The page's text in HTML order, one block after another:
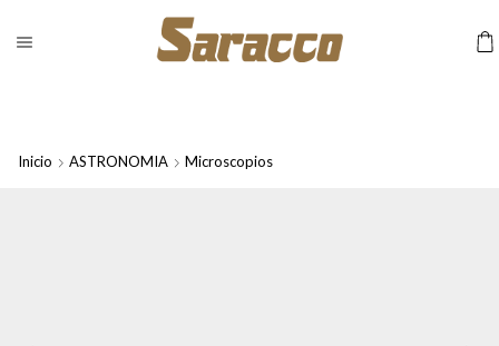
Inicio ASTRONOMIA Microscopios